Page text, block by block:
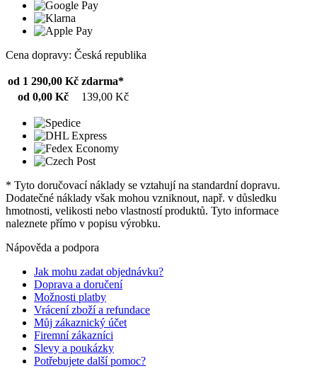
Cena dopravy: Česká republika
od 1 290,00 Kč zdarma*
od 0,00 Kč
139,00 Kč
* Tyto doručovací náklady se vztahují na standardní dopravu.
Dodatečné náklady však mohou vzniknout, např. v důsledku
hmotnosti, velikosti nebo vlastností produktů. Tyto informace
naleznete přímo v popisu výrobku.
Nápověda a podpora
Jak mohu zadat objednávku?
Doprava a doručení
Možnosti platby
Vrácení zboží a refundace
Můj zákaznický účet
Firemní zákazníci
Slevy a poukázky
Potřebujete další pomoc?